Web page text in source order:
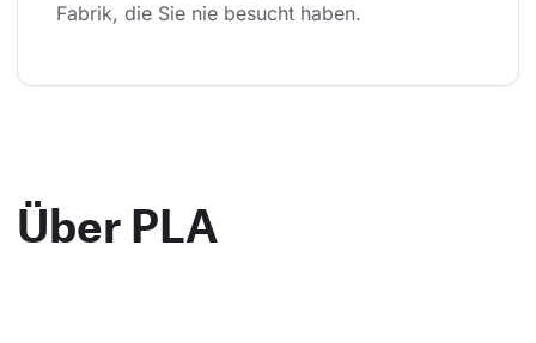
Fabrik, die Sie nie besucht haben.
Über PLA